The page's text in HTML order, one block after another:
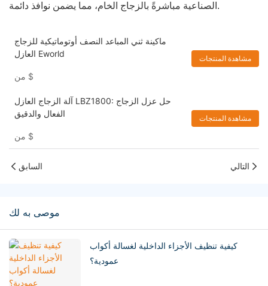
الصناعية مباشرةً بالزجاج الخام، مما يضمن نوافذ دائمة.
ماكينة ثني المباعد النصف أوتوماتيكية للزجاج
العازل Eworld
$
مشاهدة المنتجات
آلة الزجاج العازل LBZ1800: حل عزل الزجاج
الفعال والدقيق
$
مشاهدة المنتجات
السابق التالي
موصى به لك
كيفية تنظيف الأجزاء الداخلية لغسالة أكواب
عمودية؟